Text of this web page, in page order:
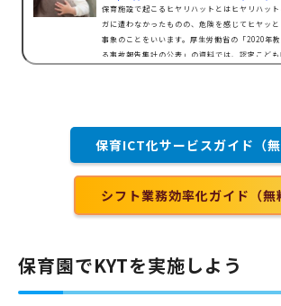
保育施設で起こるヒヤリハットとはヒヤリハッ
ガに遭わなかったものの、危険を感じてヒヤッ
事象のことをいいます。厚生労働省の「2020年
る事故報告集計の公表」の資料では、認定こど
保育ICT化サービスガイド（無
シフト業務効率化ガイド（無
保育園でKYTを実施しよう